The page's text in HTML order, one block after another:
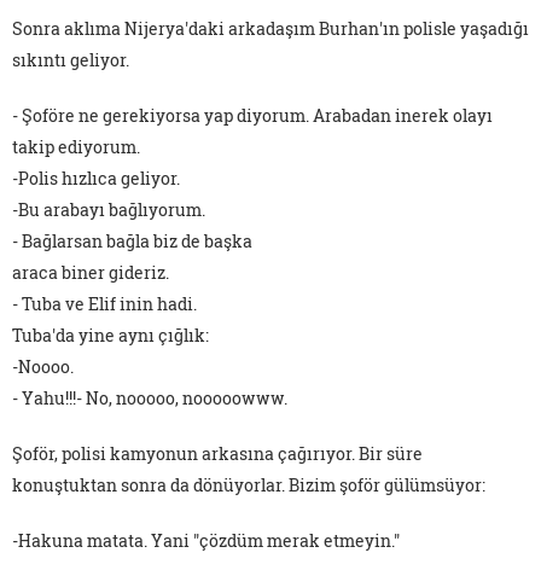
Sonra aklıma Nijerya'daki arkadaşım Burhan'ın polisle yaşadığı
sıkıntı geliyor.
- Şoföre ne gerekiyorsa yap diyorum. Arabadan inerek olayı
takip ediyorum.
-Polis hızlıca geliyor.
-Bu arabayı bağlıyorum.
- Bağlarsan bağla biz de başka
araca biner gideriz.
- Tuba ve Elif inin hadi.
Tuba'da yine aynı çığlık:
-Noooo.
- Yahu!!!- No, nooooo, nooooowww.
Şoför, polisi kamyonun arkasına çağırıyor. Bir süre
konuştuktan sonra da dönüyorlar. Bizim şoför gülümsüyor:
-Hakuna matata. Yani "çözdüm merak etmeyin."